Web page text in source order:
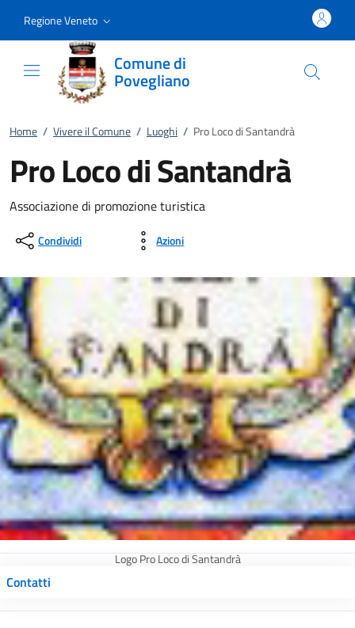
Regione Veneto
Comune di
Povegliano
Home / Vivere il Comune / Luoghi / Pro Loco di Santandrà
Pro Loco di Santandrà
Associazione di promozione turistica
Condividi Azioni
Logo Pro Loco di Santandrà
Contatti